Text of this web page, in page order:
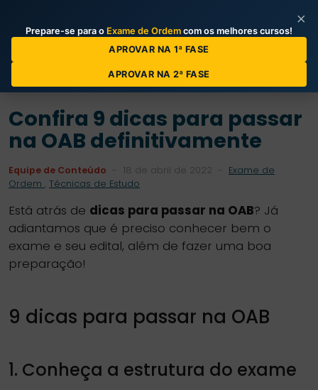
Categorias de Posts
Confira 9 dicas para passar
na OAB definitivamente
Equipe de Conteúdo 18 de abril de 2022
Exame de
Ordem
Técnicas de Estudo
Está atrás de dicas para passar na OAB? Já
adiantamos que é preciso conhecer bem o
exame e seu edital, além de fazer uma boa
preparação!
9 dicas para passar na OAB
1. Conheça a estrutura do exame
×
Prepare-se para o Exame de Ordem com os melhores cursos!
APROVAR NA 1ª FASE
APROVAR NA 2ª FASE